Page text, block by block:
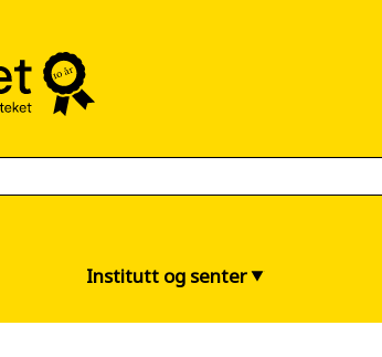
Institutt og senter